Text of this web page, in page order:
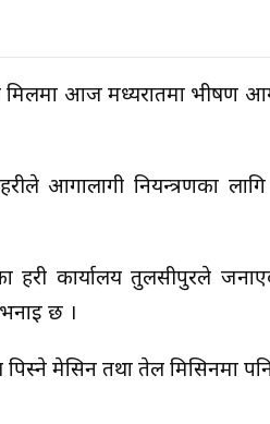
आज मध्यरातमा भीषण
आगालागी नियन्त्रणका
कार्यालय तुलसीपुरले
छ ।
मेसिन तथा तेल मिसिनमा पनि